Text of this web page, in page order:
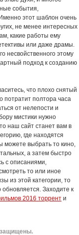
события,
этот шаблон очень
не менее интересных
какие работы ему
или даже драмы.
несвойственного этому
подход к созданию
что плохо снятый
потратит полтора часа
от нелепости и
мистики нужно
наш сайт станет вам в
где находятся
можете выбрать то кино,
а затем быстро
с описаниями,
то или иное
из этой категории, то
Заходите к
2016 торрент и
защищены.